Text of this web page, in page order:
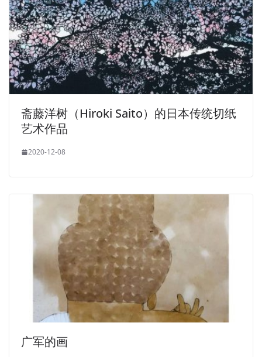
斋藤洋树（Hiroki Saito）的日本传统切纸
艺术作品
2020-12-08
广军的画